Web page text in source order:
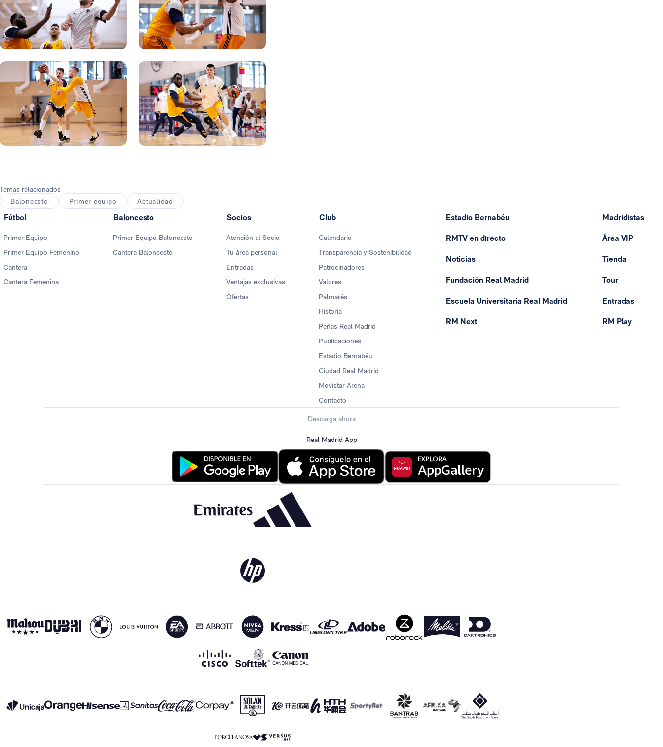
Temas relacionados
Baloncesto
Primer equipo Actualidad
Fútbol
Primer Equipo
Primer Equipo Femenino
Cantera
Cantera Femenina
Baloncesto
Primer Equipo Baloncesto
Cantera Baloncesto
Socios
Atención al Socio
Tu área personal
Entradas
Ventajas exclusivas
Ofertas
Club
Calendario
Transparencia y Sostenibilidad
Patrocinadores
Valores
Palmarés
Historia
Peñas Real Madrid
Publicaciones
Estadio Bernabéu
Ciudad Real Madrid
Movistar Arena
Contacto
Estadio Bernabéu
RMTV en directo
Noticias
Fundación Real Madrid
Escuela Universitaria Real Madrid
RM Next
Madridistas
Área VIP
Tienda
Tour
Entradas
RM Play
Descarga ahora
Real Madrid App